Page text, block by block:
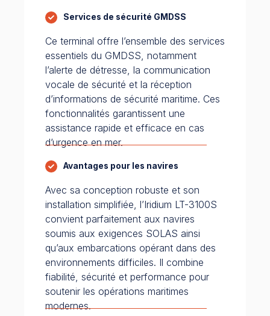
Services de sécurité GMDSS
Ce terminal offre l’ensemble des services
essentiels du GMDSS, notamment
l’alerte de détresse, la communication
vocale de sécurité et la réception
d’informations de sécurité maritime. Ces
fonctionnalités garantissent une
assistance rapide et efficace en cas
d’urgence en mer.
Avantages pour les navires
Avec sa conception robuste et son
installation simplifiée, l’Iridium LT-3100S
convient parfaitement aux navires
soumis aux exigences SOLAS ainsi
qu’aux embarcations opérant dans des
environnements difficiles. Il combine
fiabilité, sécurité et performance pour
soutenir les opérations maritimes
modernes.